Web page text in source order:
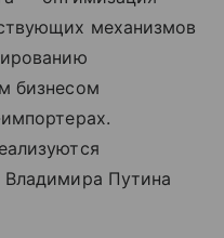
механизмов
бизнесом
Путина